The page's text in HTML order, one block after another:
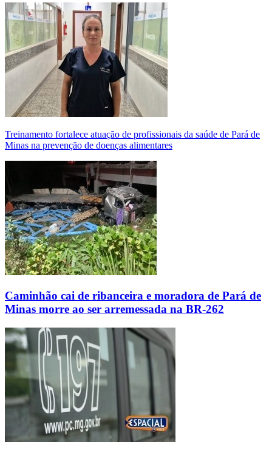
Treinamento fortalece atuação de profissionais da saúde de Pará de
Minas na prevenção de doenças alimentares
Caminhão cai de ribanceira e moradora de Pará de
Minas morre ao ser arremessada na BR-262